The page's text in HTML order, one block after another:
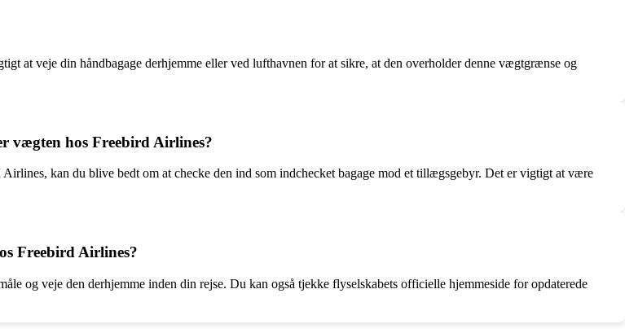
at veje din håndbagage derhjemme eller ved lufthavnen for at sikre, at den overholder denne vægtgrænse og
vægten hos Freebird Airlines?
kan du blive bedt om at checke den ind som indchecket bagage mod et tillægsgebyr. Det er vigtigt at være
Freebird Airlines?
og veje den derhjemme inden din rejse. Du kan også tjekke flyselskabets officielle hjemmeside for opdaterede